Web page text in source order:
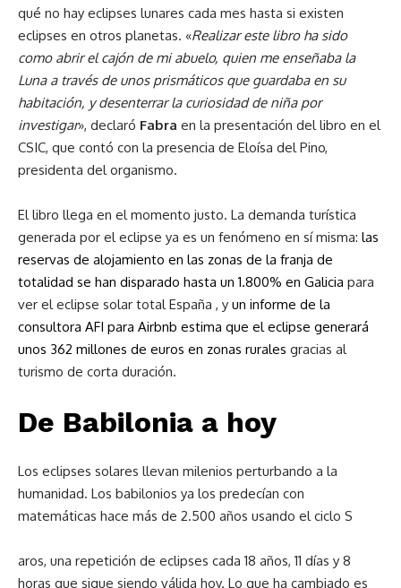
qué no hay eclipses lunares cada mes hasta si existen
eclipses en otros planetas. «Realizar este libro ha sido
como abrir el cajón de mi abuelo, quien me enseñaba la
Luna a través de unos prismáticos que guardaba en su
habitación, y desenterrar la curiosidad de niña por
investigar», declaró Fabra en la presentación del libro en el
CSIC, que contó con la presencia de Eloísa del Pino,
presidenta del organismo.
El libro llega en el momento justo. La demanda turística
generada por el eclipse ya es un fenómeno en sí misma: las
reservas de alojamiento en las zonas de la franja de
totalidad se han disparado hasta un 1.800% en Galicia para
ver el eclipse solar total España , y un informe de la
consultora AFI para Airbnb estima que el eclipse generará
unos 362 millones de euros en zonas rurales gracias al
turismo de corta duración.
De Babilonia a hoy
Los eclipses solares llevan milenios perturbando a la
humanidad. Los babilonios ya los predecían con
matemáticas hace más de 2.500 años usando el ciclo S
aros, una repetición de eclipses cada 18 años, 11 días y 8
horas que sigue siendo válida hoy. Lo que ha cambiado es